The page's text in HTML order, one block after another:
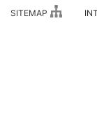
SITEMAP